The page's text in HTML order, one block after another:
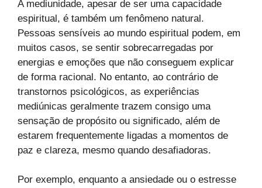
A mediunidade, apesar de ser uma capacidade
espiritual, é também um fenômeno natural.
Pessoas sensíveis ao mundo espiritual podem, em
muitos casos, se sentir sobrecarregadas por
energias e emoções que não conseguem explicar
de forma racional. No entanto, ao contrário de
transtornos psicológicos, as experiências
mediúnicas geralmente trazem consigo uma
sensação de propósito ou significado, além de
estarem frequentemente ligadas a momentos de
paz e clareza, mesmo quando desafiadoras.
Por exemplo, enquanto a ansiedade ou o estresse